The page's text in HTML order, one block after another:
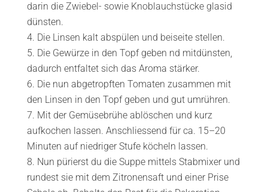
darin die Zwiebel- sowie Knoblauchstücke glasid
dünsten.
Die Linsen kalt abspülen und beiseite stellen.
Die Gewürze in den Topf geben nd mitdünsten,
dadurch entfaltet sich das Aroma stärker.
Die nun abgetropften Tomaten zusammen mit
den Linsen in den Topf geben und gut umrühren.
Mit der Gemüsebrühe ablöschen und kurz
aufkochen lassen. Anschliessend für ca. 15–20
Minuten auf niedriger Stufe köcheln lassen.
Nun pürierst du die Suppe mittels Stabmixer und
rundest sie mit dem Zitronensaft und einer Prise